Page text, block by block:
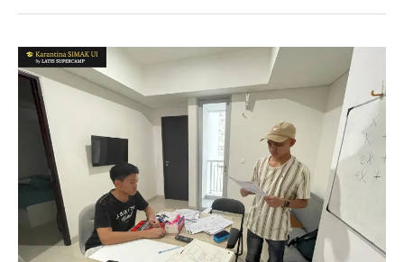
Bingung
Cari
Tempat
Bimbel
Terdekat?
Panduan
Lengkapnya
untuk
Hasil